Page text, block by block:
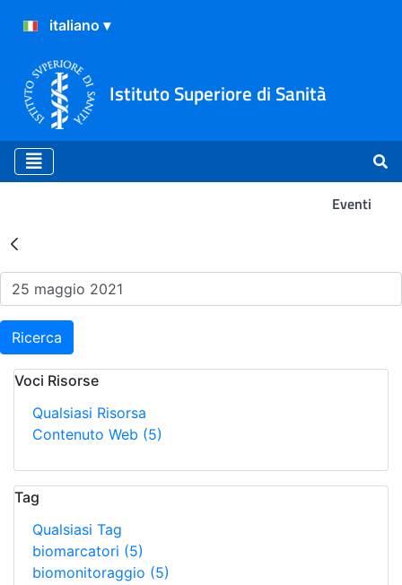
Istituto Superiore di Sanità
Eventi
Risultati della Ricerca -
Ricerca
Voci Risorse
Qualsiasi Risorsa
Contenuto Web (5)
Tag
Qualsiasi Tag
biomarcatori (5)
biomonitoraggio (5)